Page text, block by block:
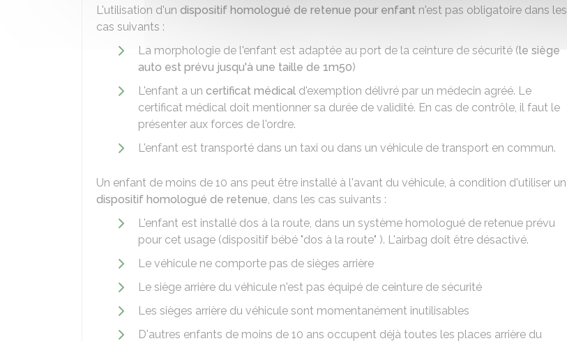
L'utilisation d'un dispositif homologué de retenue pour enfant n'est pas obligatoire dans les
cas suivants :
La morphologie de l'enfant est adaptée au port de la ceinture de sécurité (le siège
auto est prévu jusqu'à une taille de 1m50)
L'enfant a un certificat médical d'exemption délivré par un médecin agréé. Le
certificat médical doit mentionner sa durée de validité. En cas de contrôle, il faut le
présenter aux forces de l'ordre.
L'enfant est transporté dans un taxi ou dans un véhicule de transport en commun.
Un enfant de moins de 10 ans peut être installé à l'avant du véhicule, à condition d'utiliser un
dispositif homologué de retenue, dans les cas suivants :
L'enfant est installé dos à la route, dans un système homologué de retenue prévu
pour cet usage (dispositif bébé "dos à la route" ). L'airbag doit être désactivé.
Le véhicule ne comporte pas de sièges arrière
Le siège arrière du véhicule n'est pas équipé de ceinture de sécurité
Les sièges arrière du véhicule sont momentanément inutilisables
D'autres enfants de moins de 10 ans occupent déjà toutes les places arrière du